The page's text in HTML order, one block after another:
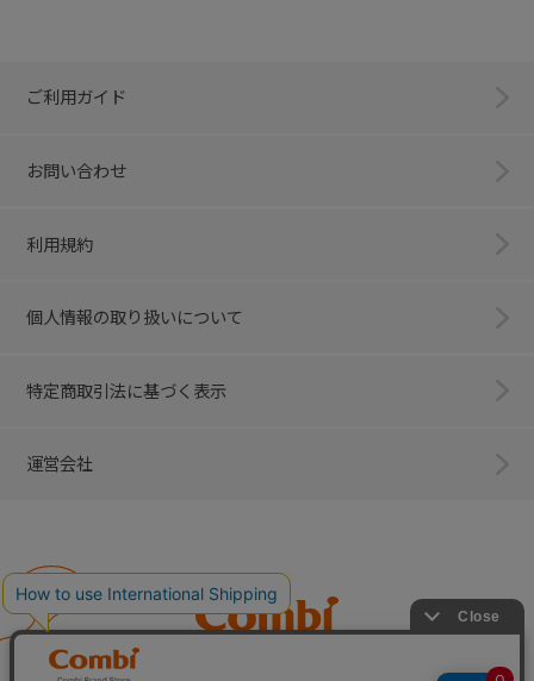
ご利用ガイド
お問い合わせ
利用規約
個人情報の取り扱いについて
特定商取引法に基づく表示
運営会社